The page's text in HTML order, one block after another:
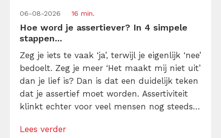
06-08-2026 16 min.
Hoe word je assertiever? In 4 simpele
stappen...
Zeg je iets te vaak ‘ja’, terwijl je eigenlijk ‘nee’
bedoelt. Zeg je meer ‘Het maakt mij niet uit’
dan je lief is? Dan is dat een duidelijk teken
dat je assertief moet worden. Assertiviteit
klinkt echter voor veel mensen nog steeds
maar dat is niet zo. Assertiviteit draait juist
Lees verder